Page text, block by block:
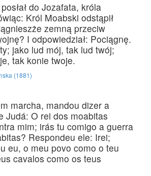
do Jozafata, króla
Król Moabski odstąpił
zemną przeciw
I odpowiedział: Pociągnę.
jako lud mój, tak lud twój;
tak konie twoje.
(1881)
marcha, mandou dizer a
Judá: O rei dos moabitas
mim; irás tu comigo a guerra
Respondeu ele: Irei;
eu, o meu povo como o teu
cavalos como os teus